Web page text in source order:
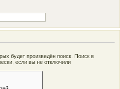
будет произведён поиск. Поиск в
если вы не отключили